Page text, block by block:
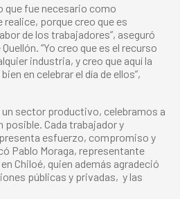
que fue necesario como
porque creo que es
de los trabajadores”, aseguró
“Yo creo que es el recurso
industria, y creo que aquí la
en celebrar el día de ellos”,
sector productivo, celebramos a
posible. Cada trabajador y
esfuerzo, compromiso y
Pablo Moraga, representante
Chiloé, quien además agradeció
públicas y privadas, y las